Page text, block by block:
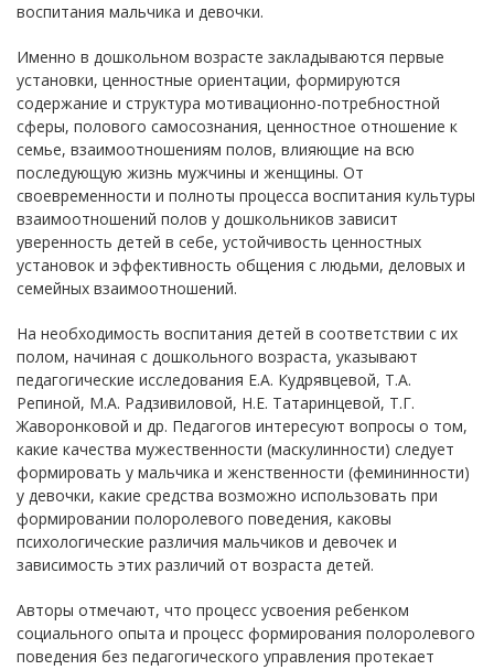
воспитания мальчика и девочки.
Именно в дошкольном возрасте закладываются первые
установки, ценностные ориентации, формируются
содержание и структура мотивационно-потребностной
сферы, полового самосознания, ценностное отношение к
семье, взаимоотношениям полов, влияющие на всю
последующую жизнь мужчины и женщины. От
своевременности и полноты процесса воспитания культуры
взаимоотношений полов у дошкольников зависит
уверенность детей в себе, устойчивость ценностных
установок и эффективность общения с людьми, деловых и
семейных взаимоотношений.
На необходимость воспитания детей в соответствии с их
полом, начиная с дошкольного возраста, указывают
педагогические исследования Е.А. Кудрявцевой, Т.А.
Репиной, М.А. Радзивиловой, Н.Е. Татаринцевой, Т.Г.
Жаворонковой и др. Педагогов интересуют вопросы о том,
какие качества мужественности (маскулинности) следует
формировать у мальчика и женственности (фемининности)
у девочки, какие средства возможно использовать при
формировании полоролевого поведения, каковы
психологические различия мальчиков и девочек и
зависимость этих различий от возраста детей.
Авторы отмечают, что процесс усвоения ребенком
социального опыта и процесс формирования полоролевого
поведения без педагогического управления протекает